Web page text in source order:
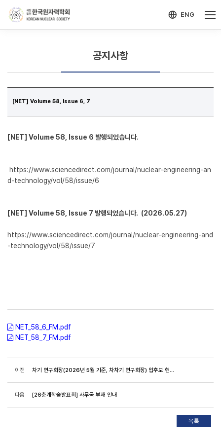
ENG
공지사항
[NET] Volume 58, Issue 6, 7
[NET] Volume 58, Issue 6 발행되었습니다.
https://www.sciencedirect.com/journal/nuclear-engineering-an
d-technology/vol/58/issue/6
[NET] Volume 58, Issue 7 발행되었습니다. (2026.05.27)
https://www.sciencedirect.com/journal/nuclear-engineering-and
-technology/vol/58/issue/7
NET_58_6_FM.pdf
NET_58_7_FM.pdf
이전 차기 연구회장(2026년 5월 기준, 차차기 연구회장) 입후보 현황 및 온라인 투표 안내
다음 [26춘계학술발표회] 사무국 부재 안내